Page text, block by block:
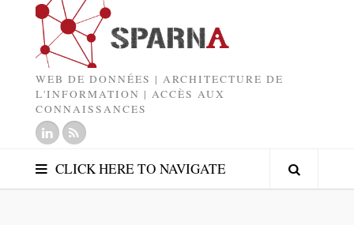
WEB DE DONNÉES | ARCHITECTURE DE
L'INFORMATION | ACCÈS AUX
CONNAISSANCES
CLICK HERE TO NAVIGATE